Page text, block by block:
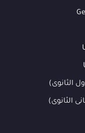
الثانوى)
الثانوى)